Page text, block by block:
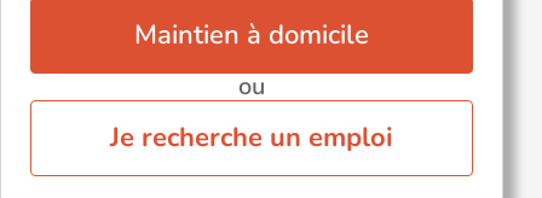
Maintien à domicile
ou
Je recherche un emploi